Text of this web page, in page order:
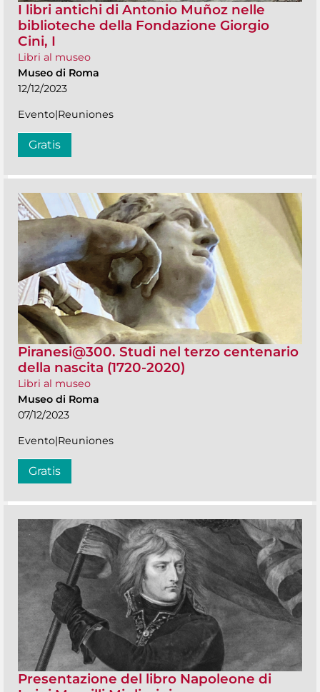
I libri antichi di Antonio Muñoz nelle
biblioteche della Fondazione Giorgio
Cini, I
Libri al museo
Museo di Roma
12/12/2023
Evento|Reuniones
Gratis
Piranesi@300. Studi nel terzo centenario
della nascita (1720-2020)
Libri al museo
Museo di Roma
07/12/2023
Evento|Reuniones
Gratis
Presentazione del libro Napoleone di